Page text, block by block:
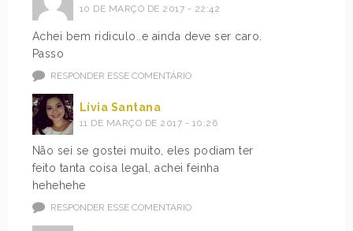
10 DE MARÇO DE 2017 - 22:42
Achei bem ridiculo..e ainda deve ser caro.
Passo
RESPONDER ESSE COMENTÁRIO
Lívia Santana
11 DE MARÇO DE 2017 - 10:26
Não sei se gostei muito, eles podiam ter
feito tanta coisa legal, achei feinha
hehehehe
RESPONDER ESSE COMENTÁRIO